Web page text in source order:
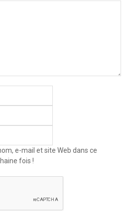
e-mail et site Web dans ce
fois !